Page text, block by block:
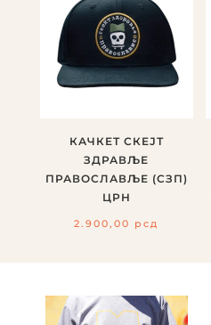
КАЧКЕТ СКЕЈТ
ЗДРАВЉЕ
ПРАВОСЛАВЉЕ (СЗП)
ЦРН
2.900,00 рсд